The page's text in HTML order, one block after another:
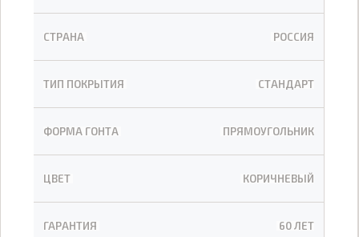
СТРАНА РОССИЯ
ТИП ПОКРЫТИЯ СТАНДАРТ
ФОРМА ГОНТА ПРЯМОУГОЛЬНИК
ЦВЕТ КОРИЧНЕВЫЙ
ГАРАНТИЯ 60 ЛЕТ